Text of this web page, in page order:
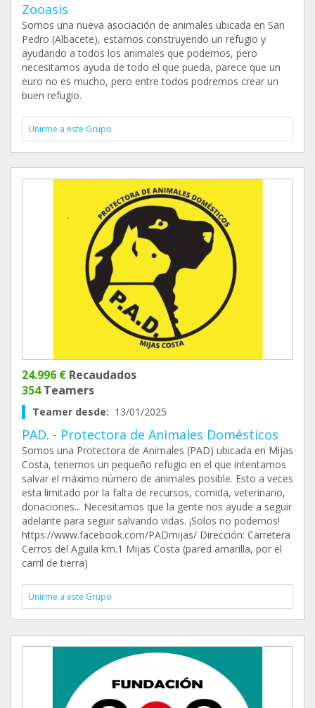
Zooasis
Somos una nueva asociación de animales ubicada en San
Pedro (Albacete), estamos construyendo un refugio y
ayudando a todos los animales que podemos, pero
necesitamos ayuda de todo el que pueda, parece que un
euro no es mucho, pero entre todos podremos crear un
buen refugio.
Unirme a este Grupo
24.996 € Recaudados
354Teamers
Teamer desde: 13/01/2025
PAD. - Protectora de Animales Domésticos
Somos una Protectora de Animales (PAD) ubicada en Mijas
Costa, tenemos un pequeño refugio en el que intentamos
salvar el máximo número de animales posible. Esto a veces
esta limitado por la falta de recursos, comida, veterinario,
donaciones... Necesitamos que la gente nos ayude a seguir
adelante para seguir salvando vidas. ¡Solos no podemos!
https://www.facebook.com/PADmijas/ Dirección: Carretera
Cerros del Aguila km.1 Mijas Costa (pared amarilla, por el
carril de tierra)
Unirme a este Grupo